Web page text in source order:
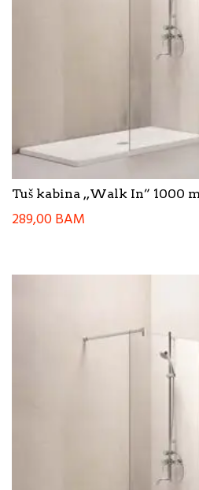
Tuš kabina ,,Walk In” 1000
289,00BAM